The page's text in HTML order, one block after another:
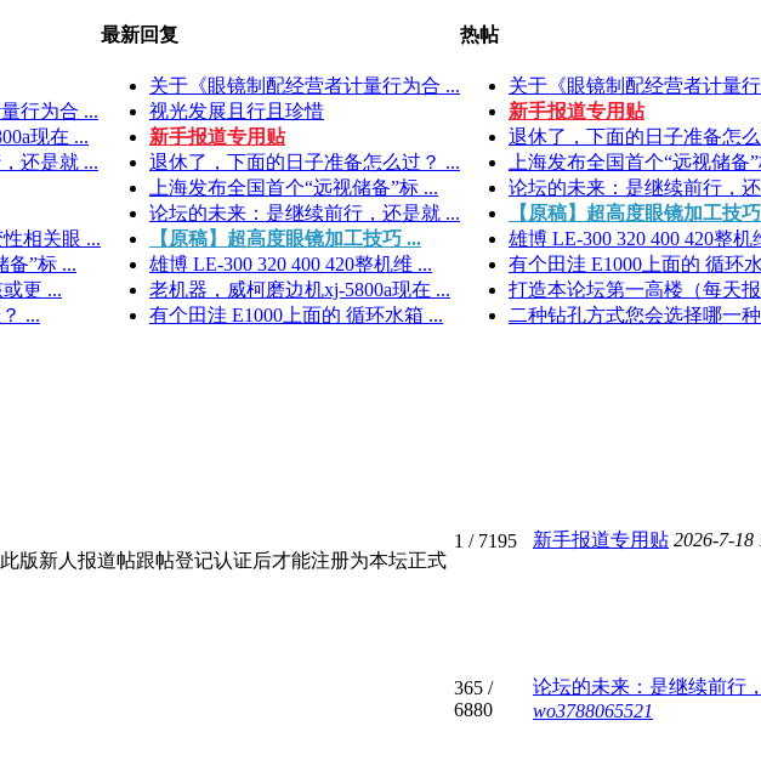
行为合 ...
现在 ...
还是就 ...
相关眼 ...
备”标 ...
更 ...
...
最新回复
关于《眼镜制配经营者计量行为合 ...
视光发展且行且珍惜
新手报道专用贴
退休了，下面的日子准备怎么过？ ...
上海发布全国首个“远视储备”标 ...
论坛的未来：是继续前行，还是就 ...
【原稿】超高度眼镜加工技巧 ...
雄博 LE-300 320 400 420整机维 ...
老机器，威柯磨边机xj-5800a现在 ...
有个田洼 E1000上面的 循环水箱 ...
热帖
关于《眼镜制配经营者计量
新手报道专用贴
退休了，下面的日子准备怎
上海发布全国首个“远视储备
论坛的未来：是继续前行，
【原稿】超高度眼镜加工技
雄博 LE-300 320 400 420整机
有个田洼 E1000上面的 循环
打造本论坛第一高楼（每天
二种钻孔方式您会选择哪一
版新人报道帖跟帖登记认证后才能注册为本坛正式
1 / 7195 新手报道专用贴 2026-7-18
365 /
6880
论坛的未来：是继续前行
wo3788065521